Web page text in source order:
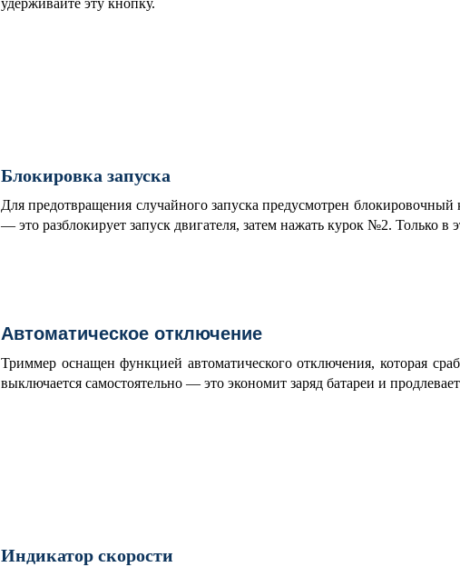
Блокировка запуска
Для предотвращения случайного запуска предусмотрен
— это разблокирует запуск двигателя, затем нажать курок №2. Только в
Автоматическое отключение
Триммер оснащен функцией автоматического отключения, которая
выключается самостоятельно — это экономит заряд батареи и
Индикатор скорости